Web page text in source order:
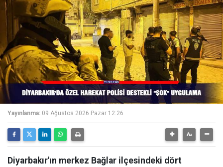
Yayınlanma: 09 Ağustos 2026 Pazar 12:26
Diyarbakır'ın merkez Bağlar ilçesindeki dört